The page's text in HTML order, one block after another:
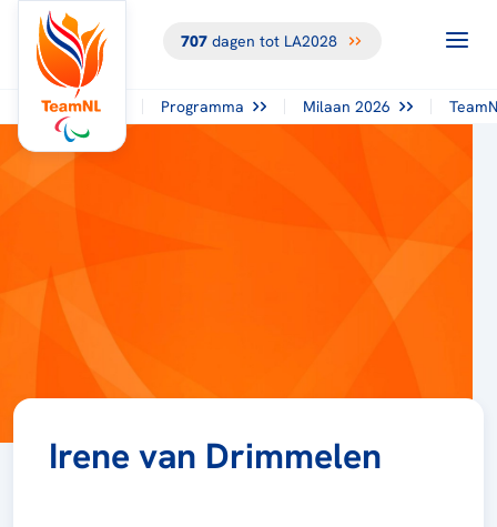
707dagen tot LA2028
Programma Milaan 2026
Irene van Drimmelen